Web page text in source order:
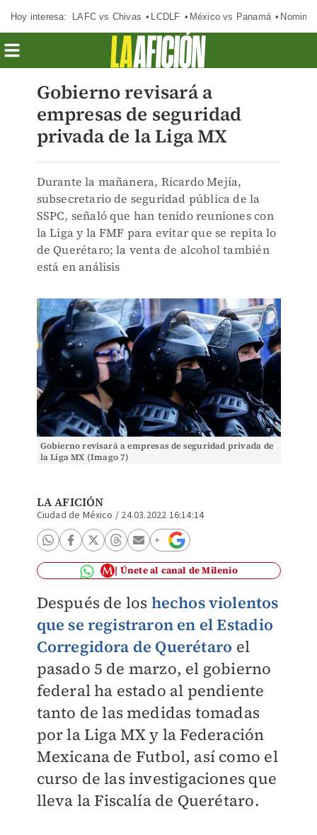
Hoy interesa: LAFC vs Chivas LCDLF México vs Panamá
Gobierno revisará a
empresas de seguridad
privada de la Liga MX
Durante la mañanera, Ricardo Mejía,
subsecretario de seguridad pública de la
SSPC, señaló que han tenido reuniones con
la Liga y la FMF para evitar que se repita lo
de Querétaro; la venta de alcohol también
está en análisis
Gobierno revisará a empresas de seguridad privada de
la Liga MX (Imago 7)
LA AFICIÓN
Ciudad de México / 24.03.2022 16:14:14
Únete al canal de Milenio
Después de los hechos violentos
que se registraron en el Estadio
Corregidora de Querétaro el
pasado 5 de marzo, el gobierno
federal ha estado al pendiente
tanto de las medidas tomadas
por la Liga MX y la Federación
Mexicana de Futbol, así como el
curso de las investigaciones que
lleva la Fiscalía de Querétaro.